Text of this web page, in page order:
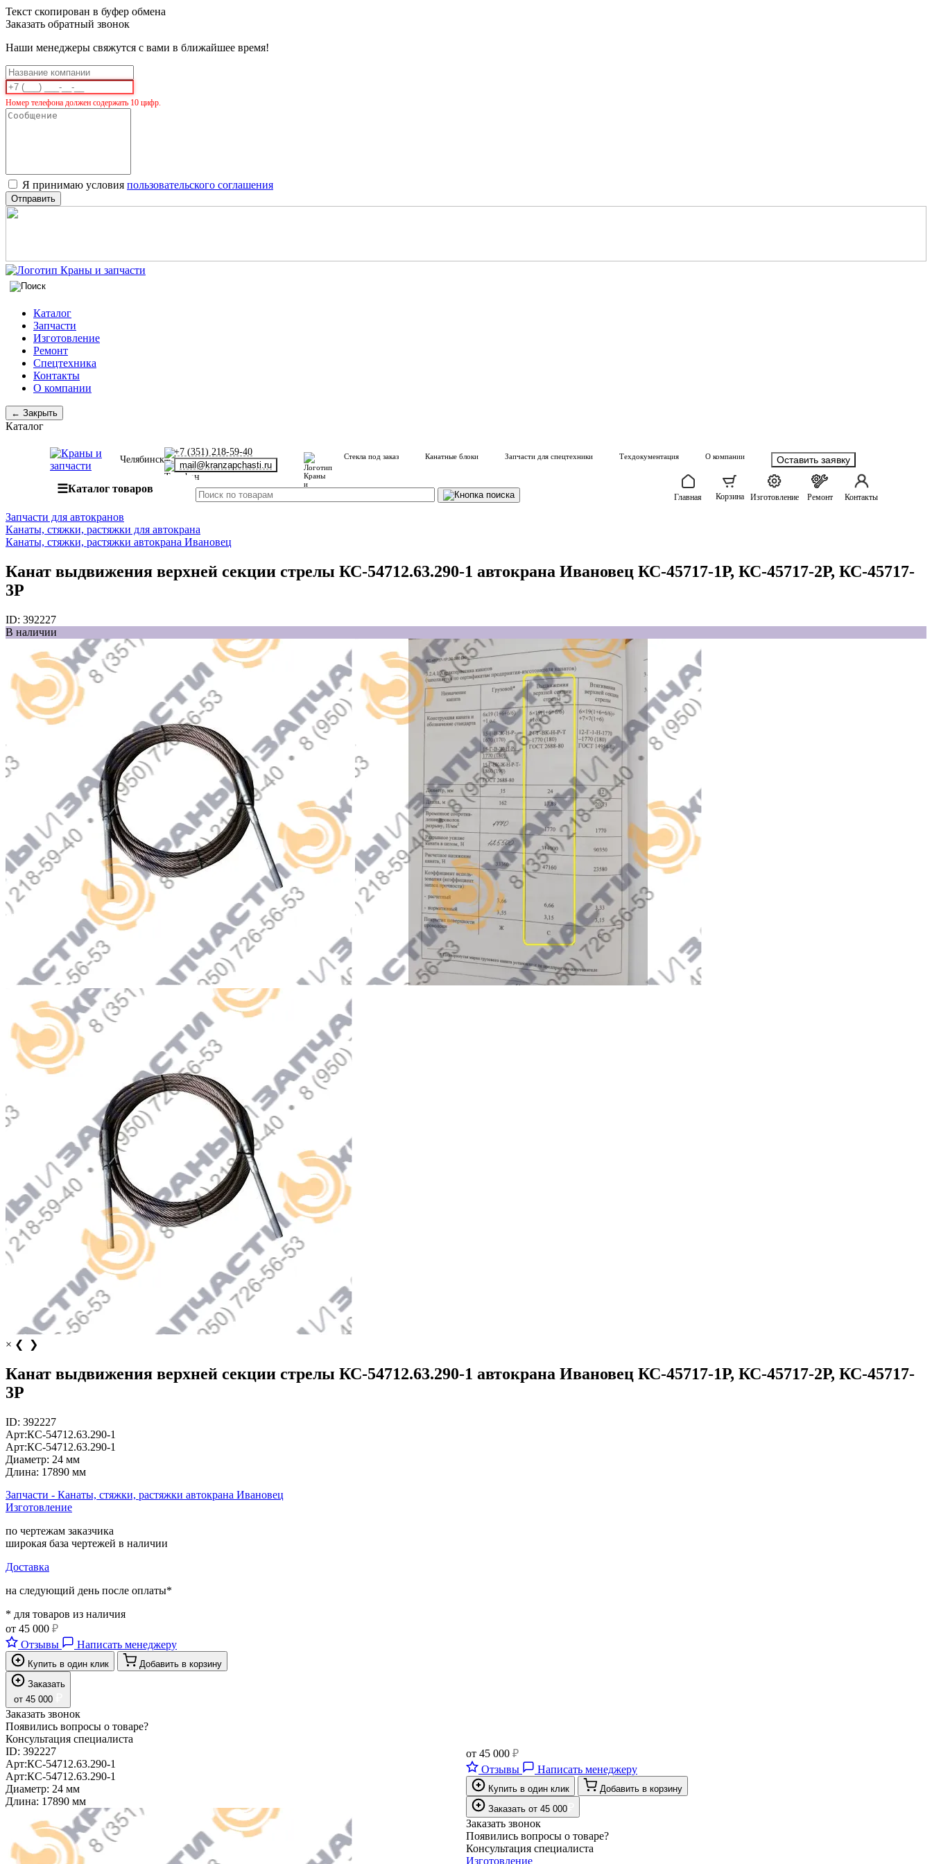
Текст скопирован в буфер обмена
Заказать обратный звонок
Наши менеджеры свяжутся с вами в ближайшее время!
Номер телефона должен содержать 10 цифр.
Я принимаю условия пользовательского соглашения
Отправить
Каталог
Запчасти
Изготовление
Ремонт
Спецтехника
Контакты
О компании
← Закрыть
Каталог
Челябинск
+7 (351) 218-59-40
mail@kranzapchasti.ru
Стекла под заказ Канатные блоки Запчасти для спецтехники Техдокументация О компании Оставить заявку
☰Каталог товаров
Главная Корзина Изготовление Ремонт Контакты
Запчасти для автокранов
Канаты, стяжки, растяжки для автокрана
Канаты, стяжки, растяжки автокрана Ивановец
Канат выдвижения верхней секции стрелы КС-54712.63.290-1 автокрана Ивановец КС-45717-1Р, КС-45717-2Р, КС-45717-
3Р
ID: 392227
В наличии
× ❮ ❯
Канат выдвижения верхней секции стрелы КС-54712.63.290-1 автокрана Ивановец КС-45717-1Р, КС-45717-2Р, КС-45717-
3Р
ID: 392227
Арт:КС-54712.63.290-1
Арт:КС-54712.63.290-1
Диаметр: 24 мм
Длина: 17890 мм
Запчасти - Канаты, стяжки, растяжки автокрана Ивановец
Изготовление
по чертежам заказчика
широкая база чертежей в наличии
Доставка
на следующий день после оплаты*
* для товаров из наличия
от 45 000 ₽
Отзывы
Написать менеджеру
Купить в один клик
Добавить в корзину
Заказать
от 45 000
Заказать звонок
Появились вопросы о товаре?
Консультация специалиста
ID: 392227
Арт:КС-54712.63.290-1
Арт:КС-54712.63.290-1
Диаметр: 24 мм
Длина: 17890 мм
от 45 000 ₽
Отзывы
Написать менеджеру
Купить в один клик
Добавить в корзину
Заказать от 45 000
Заказать звонок
Появились вопросы о товаре?
Консультация специалиста
Изготовление